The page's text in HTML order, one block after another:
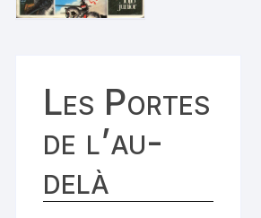
Les Portes
de l’au-
delà